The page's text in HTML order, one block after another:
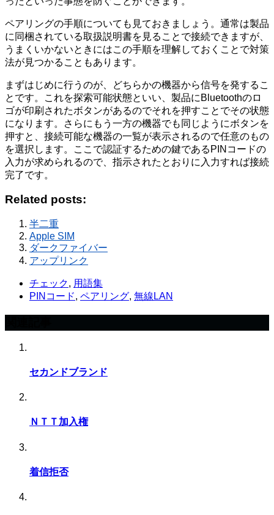
ペアリングの手順についても見ておきましょう。通常は製品
に同梱されている取扱説明書を見ることで接続できますが、
うまくいかないときにはこの手順を理解しておくことで対策
法が見つかることもあります。
まずはじめに行うのが、どちらかの機器から信号を発するこ
とです。これを探索可能状態といい、製品にBluetoothのロ
ゴが印刷されたボタンがあるのでそれを押すことでその状態
になります。さらにもう一方の機器でも同じようにボタンを
押すと、接続可能な機器の一覧が表示されるので任意のもの
を選択します。ここで認証するための鍵であるPINコードの
入力が求められるので、指示されたとおりに入力すれば接続
完了です。
Related posts:
半二重
Apple SIM
ダークファイバー
アップリンク
チェック, 用語集
PINコード, ペアリング, 無線LAN
セカンドブランド
ＮＴＴ加入権
着信拒否